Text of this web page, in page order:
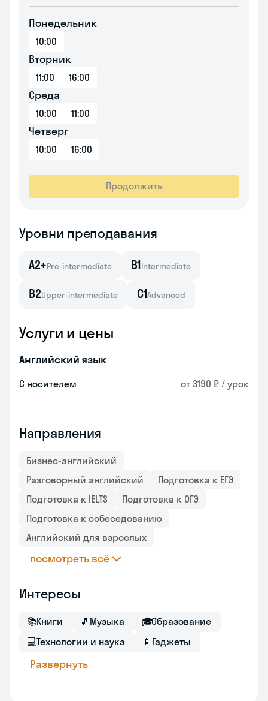
Понедельник
10:00
Вторник
11:00 16:00
Среда
10:00 11:00
Четверг
10:00 16:00
Продолжить
Уровни преподавания
A2+Pre-intermediate B1Intermediate
B2Upper-intermediate C1Advanced
Услуги и цены
Английский язык
С носителем от 3190 ₽ / урок
Направления
Бизнес-английский
Разговорный английский
Подготовка к ЕГЭ
Подготовка к IELTS
Подготовка к ОГЭ
Подготовка к собеседованию
Английский для взрослых
посмотреть всё
Интересы
📚Книги 🎵 Музыка 🎓Образование
💻Технологии и наука 📱 Гаджеты
Развернуть